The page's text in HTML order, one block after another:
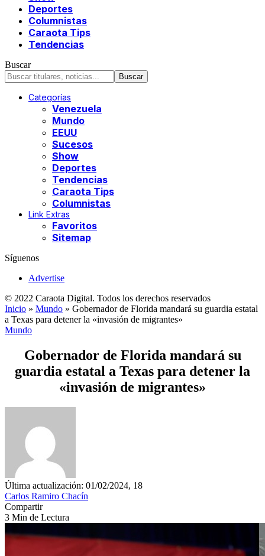
Deportes
Columnistas
Caraota Tips
Tendencias
Buscar
Categorías
Venezuela
Mundo
EEUU
Sucesos
Show
Deportes
Tendencias
Caraota Tips
Columnistas
Link Extras
Favoritos
Sitemap
Síguenos
Advertise
© 2022 Caraota Digital. Todos los derechos reservados
Inicio » Mundo » Gobernador de Florida mandará su guardia estatal
a Texas para detener la «invasión de migrantes»
Mundo
Gobernador de Florida mandará su
guardia estatal a Texas para detener la
«invasión de migrantes»
Última actualización: 01/02/2024, 18
Carlos Ramiro Chacín
Compartir
3 Min de Lectura